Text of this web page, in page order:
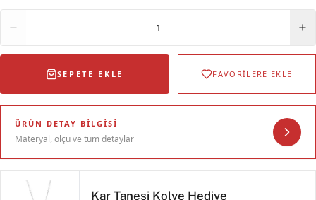
1
SEPETE EKLE FAVORİLERE EKLE
ÜRÜN DETAY BILGISI
Materyal, ölçü ve tüm detaylar
Kar Tanesi Kolye Hediye